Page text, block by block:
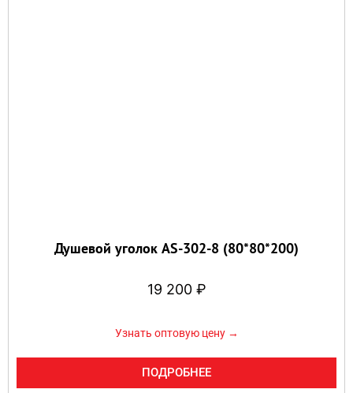
Душевой уголок AS-302-8 (80*80*200)
19 200 ₽
Узнать оптовую цену →
ПОДРОБНЕЕ